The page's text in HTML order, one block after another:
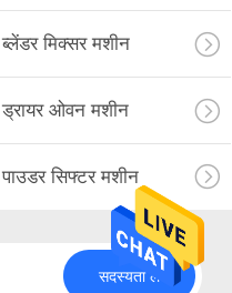
ब्लेंडर मिक्सर मशीन
ड्रायर ओवन मशीन
पाउडर सिफ्टर मशीन
सदस्यता लें